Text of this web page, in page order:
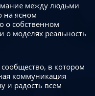
между людьми
на ясном
о собственном
о моделях реальность
в котором
коммуникация
и радость всем